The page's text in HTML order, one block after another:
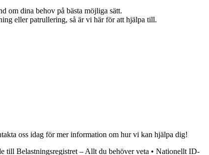
om dina behov på bästa möjliga sätt.
eller patrullering, så är vi här för att hjälpa till.
oss idag för mer information om hur vi kan hjälpa dig!
till Belastningsregistret – Allt du behöver veta • Nationellt ID-